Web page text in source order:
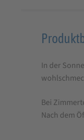
Faller
330g,
In der
Bei
Nach dem